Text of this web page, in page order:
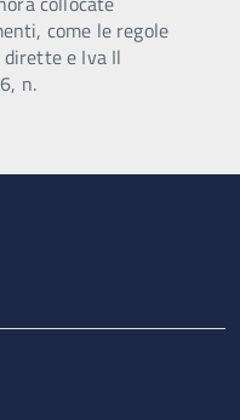
come le regole
e Iva Il
n.